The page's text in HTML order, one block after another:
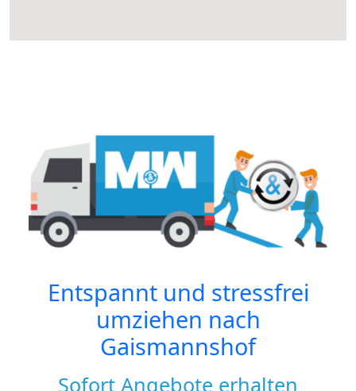
Entspannt und stressfrei
umziehen nach
Gaismannshof
Sofort Angebote erhalten